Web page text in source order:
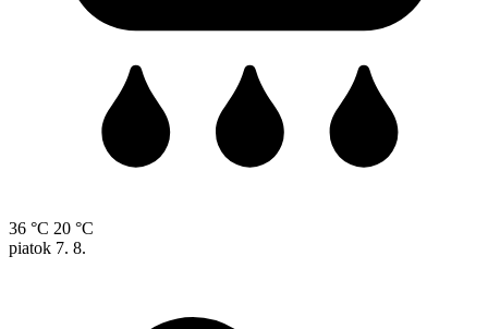
36 °C 20 °C
piatok 7. 8.